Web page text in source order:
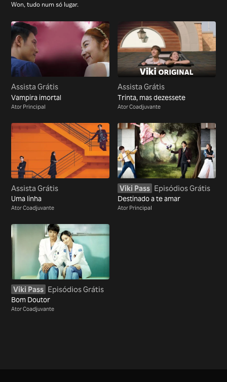
Won, tudo num só lugar.
Assista Grátis
Vampira imortal
Ator Principal
Assista Grátis
Trinta, mas dezessete
Ator Coadjuvante
Assista Grátis
Uma linha
Ator Coadjuvante
Viki Pass Episódios Grátis
Destinado a te amar
Ator Principal
Viki Pass Episódios Grátis
Bom Doutor
Ator Coadjuvante